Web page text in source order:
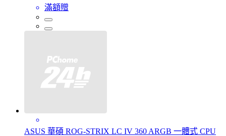
滿額贈
ASUS 華碩 ROG-STRIX LC IV 360 ARGB 一體式 CPU